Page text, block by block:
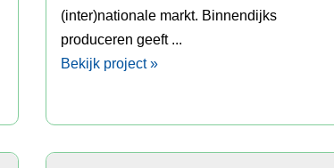
(inter)nationale markt. Binnendijks
produceren geeft ...
Bekijk project »